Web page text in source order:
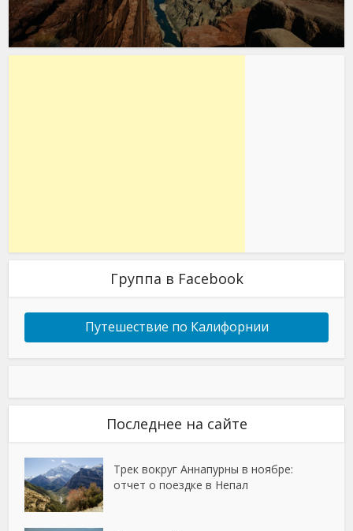
Группа в Facebook
Путешествие по Калифорнии
Последнее на сайте
Трек вокруг Аннапурны в ноябре:
отчет о поездке в Непал